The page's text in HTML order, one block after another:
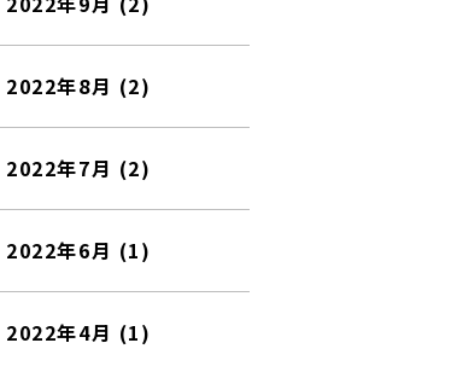
2022年8月 (2)
2022年7月 (2)
2022年6月 (1)
2022年4月 (1)